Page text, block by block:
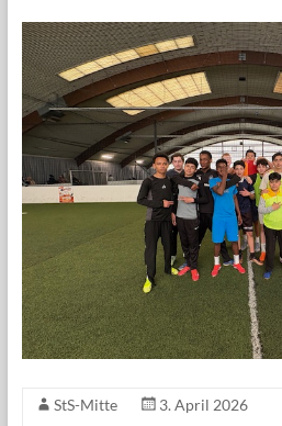
StS-Mitte
3. April 2026